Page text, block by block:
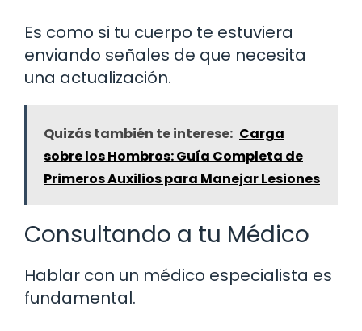
Es como si tu cuerpo te estuviera
enviando señales de que necesita
una actualización.
Quizás también te interese: Carga
sobre los Hombros: Guía Completa de
Primeros Auxilios para Manejar Lesiones
Consultando a tu Médico
Hablar con un médico especialista es
fundamental.